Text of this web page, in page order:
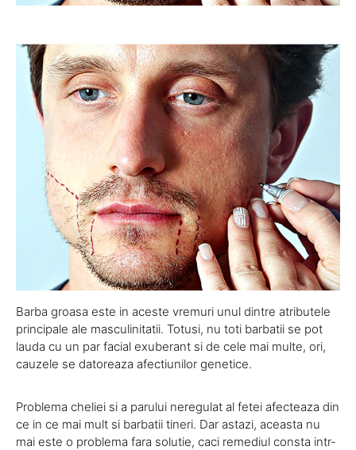
Barba groasa este in aceste vremuri unul dintre atributele
principale ale masculinitatii. Totusi, nu toti barbatii se pot
lauda cu un par facial exuberant si de cele mai multe, ori,
cauzele se datoreaza afectiunilor genetice.
Problema cheliei si a parului neregulat al fetei afecteaza din
ce in ce mai mult si barbatii tineri. Dar astazi, aceasta nu
mai este o problema fara solutie, caci remediul consta intr-